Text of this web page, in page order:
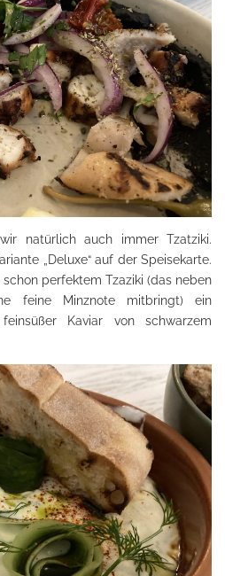
natürlich auch immer Tzatziki.
„Deluxe“ auf der Speisekarte.
perfektem Tzaziki (das neben
feine Minznote mitbringt) ein
Kaviar von schwarzem